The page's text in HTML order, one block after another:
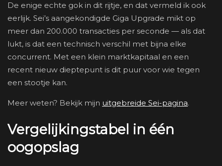
De enige echte gok in dit rijtje, en dat vermeld ik ook
eerlijk. Sei’s aangekondigde Giga Upgrade mikt op
meer dan 200.000 transacties per seconde — als dat
lukt, is dat een technisch verschil met bijna elke
concurrent. Met een klein marktkapitaal en een
recent nieuw dieptepunt is dit puur voor wie tegen
een stootje kan.
Meer weten? Bekijk mijn uitgebreide Sei-pagina.
Vergelijkingstabel in één
oogopslag